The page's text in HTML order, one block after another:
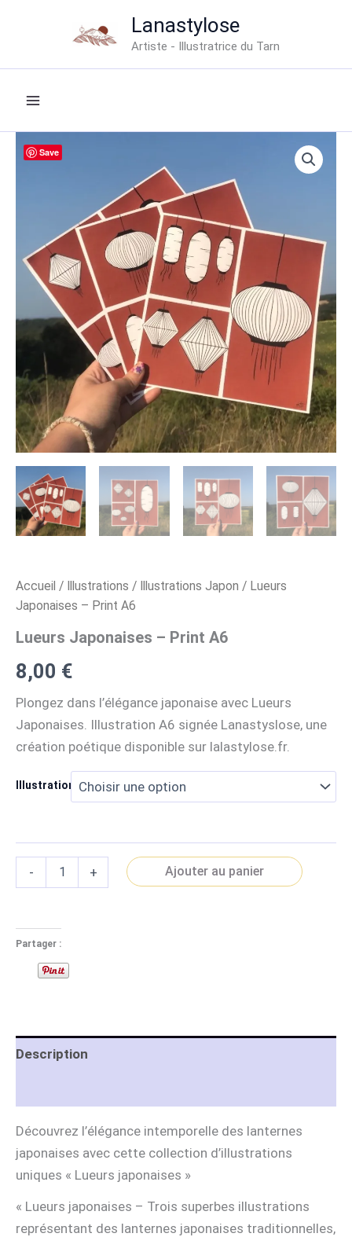
Lanastylose
Artiste - Illustratrice du Tarn
Save
Accueil / Illustrations / Illustrations Japon / Lueurs
Japonaises – Print A6
Lueurs Japonaises – Print A6
8,00 €
Plongez dans l’élégance japonaise avec Lueurs
Japonaises. Illustration A6 signée Lanastyslose, une
création poétique disponible sur lalastylose.fr.
Illustrations
-
-
Print
+ Ajouter au panier
Partager :
Description
Découvrez l’élégance intemporelle des lanternes
japonaises avec cette collection d’illustrations
uniques « Lueurs japonaises »
« Lueurs japonaises – Trois superbes illustrations
représentant des lanternes japonaises traditionnelles,